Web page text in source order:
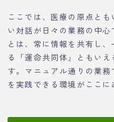
ここでは、医療の原点と
い対話が日々の業務の中
とは、常に情報を共有し
る「運命共同体」ともい
す。マニュアル通りの業
を実践できる環境がここに